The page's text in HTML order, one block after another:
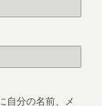
自分の名前、メ